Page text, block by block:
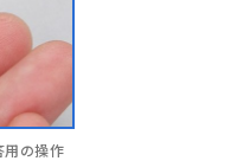
用の操作